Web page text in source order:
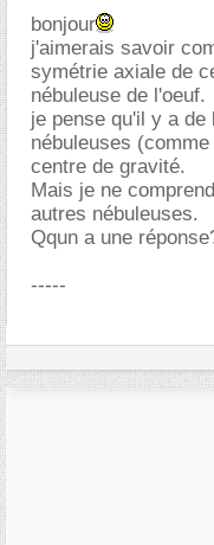
bonjour
j'aimerais savoir
symétrie axiale de
nébuleuse de l'oeuf.
je pense qu'il y a
nébuleuses
centre de gravité.
Mais je ne
autres nébuleuses.
Qqun a une
-----